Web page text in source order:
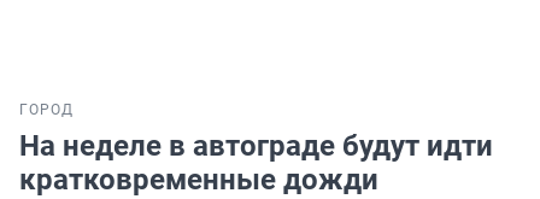
ГОРОД
На неделе в автограде будут идти
кратковременные дожди